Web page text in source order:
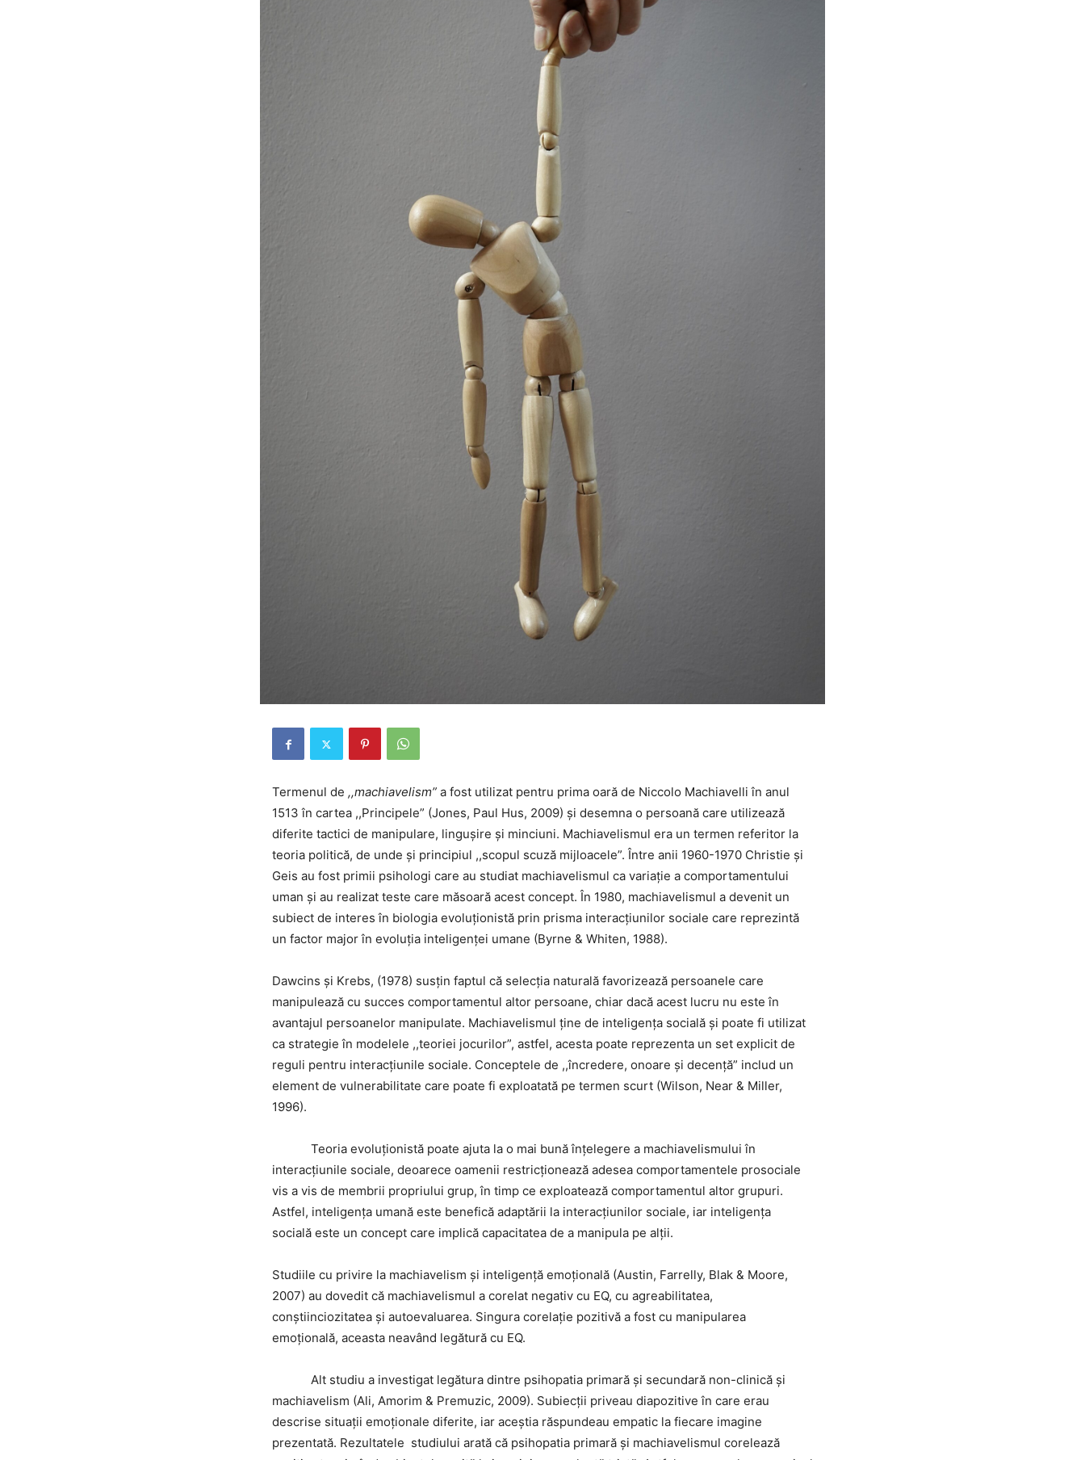
Termenul de ,,machiavelism” a fost utilizat pentru prima oară de Niccolo Machiavelli în anul
1513 în cartea ,,Principele” (Jones, Paul Hus, 2009) și desemna o persoană care utilizează
diferite tactici de manipulare, lingușire și minciuni. Machiavelismul era un termen referitor la
teoria politică, de unde și principiul ,,scopul scuză mijloacele”. Între anii 1960-1970 Christie și
Geis au fost primii psihologi care au studiat machiavelismul ca variație a comportamentului
uman și au realizat teste care măsoară acest concept. În 1980, machiavelismul a devenit un
subiect de interes în biologia evoluționistă prin prisma interacțiunilor sociale care reprezintă
un factor major în evoluția inteligenței umane (Byrne & Whiten, 1988).
Dawcins și Krebs, (1978) susțin faptul că selecția naturală favorizează persoanele care
manipulează cu succes comportamentul altor persoane, chiar dacă acest lucru nu este în
avantajul persoanelor manipulate. Machiavelismul ține de inteligența socială și poate fi utilizat
ca strategie în modelele ,,teoriei jocurilor”, astfel, acesta poate reprezenta un set explicit de
reguli pentru interacțiunile sociale. Conceptele de ,,încredere, onoare și decență” includ un
element de vulnerabilitate care poate fi exploatată pe termen scurt (Wilson, Near & Miller,
1996).
Teoria evoluționistă poate ajuta la o mai bună înțelegere a machiavelismului în
interacțiunile sociale, deoarece oamenii restricționează adesea comportamentele prosociale
vis a vis de membrii propriului grup, în timp ce exploatează comportamentul altor grupuri.
Astfel, inteligența umană este benefică adaptării la interacțiunilor sociale, iar inteligența
socială este un concept care implică capacitatea de a manipula pe alții.
Studiile cu privire la machiavelism și inteligență emoțională (Austin, Farrelly, Blak & Moore,
2007) au dovedit că machiavelismul a corelat negativ cu EQ, cu agreabilitatea,
conștiinciozitatea și autoevaluarea. Singura corelație pozitivă a fost cu manipularea
emoțională, aceasta neavând legătură cu EQ.
Alt studiu a investigat legătura dintre psihopatia primară și secundară non-clinică și
machiavelism (Ali, Amorim & Premuzic, 2009). Subiecții priveau diapozitive în care erau
descrise situații emoționale diferite, iar aceștia răspundeau empatic la fiecare imagine
prezentată. Rezultatele studiului arată că psihopatia primară și machiavelismul corelează